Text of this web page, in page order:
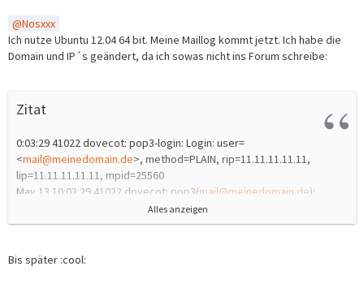
Nosxxx
Ich nutze Ubuntu 12.04 64 bit. Meine Maillog kommt jetzt. Ich habe die
Domain und IP´s geändert, da ich sowas nicht ins Forum schreibe:
Zitat
0:03:29 41022 dovecot: pop3-login: Login: user=
<mail@meinedomain.de>, method=PLAIN, rip=11.11.11.11.11,
lip=11.11.11.11.11, mpid=25560
May 13 10:03:29 41022 dovecot: pop3(mail@meinedomain.de):
Disconnected: Logged out top=0/0, retr=0/0, del=0/0, size=0
May 13 10:32:30 41022 dovecot: imap-login: Disconnected: Too many
lip=11.11.11.11.11
Alles anzeigen
Bis später :cool: